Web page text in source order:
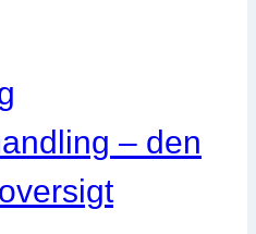
til
at
lande
– den